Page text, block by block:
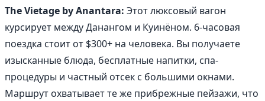
The Vietage by Anantara: Этот люксовый вагон
курсирует между Данангом и Куинёном. 6-часовая
поездка стоит от $300+ на человека. Вы получаете
изысканные блюда, бесплатные напитки, спа-
процедуры и частный отсек с большими окнами.
Маршрут охватывает те же прибрежные пейзажи, что